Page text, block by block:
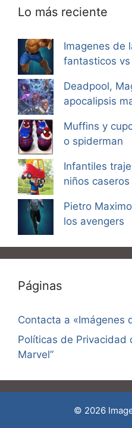
Lo más reciente
Imagenes de
fantasticos
Deadpool,
apocalipsis
Muffins y
o spiderman
Infantiles
niños caseros
Pietro
los avengers
Páginas
Contacta a «Imágenes
Políticas de Privacidad
Marvel”
© 2026